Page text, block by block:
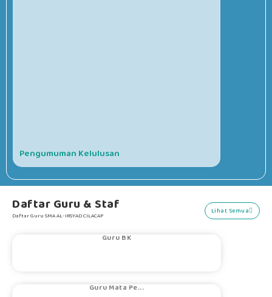
Pengumuman Kelulusan
Daftar Guru & Staf
Daftar Guru SMA AL-IRSYAD CILACAP
Lihat Semua
ENDAH NITA Q...
Guru BK
Guru Mata Pe...
RRDigital.id